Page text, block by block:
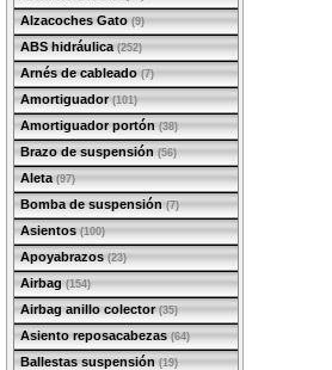
Alzacoches Gato (9)
ABS hidráulica (252)
Arnés de cableado (7)
Amortiguador (101)
Amortiguador portón (38)
Brazo de suspensión (56)
Aleta (97)
Bomba de suspensión (7)
Asientos (100)
Apoyabrazos (23)
Airbag (154)
Airbag anillo colector (35)
Asiento reposacabezas (64)
Ballestas suspensión (19)